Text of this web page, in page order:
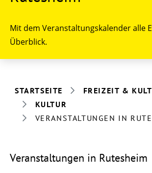
Mit dem Veranstaltungskalender alle
Überblick.
STARTSEITE
FREIZEIT &
KULTUR
VERANSTALTUNGEN IN
Veranstaltungen in Rutesheim